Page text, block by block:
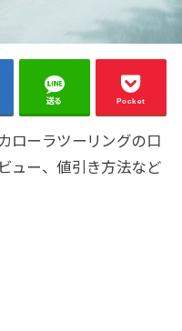
送る Pocket
ローラツーリングの口
ュー、値引き方法など